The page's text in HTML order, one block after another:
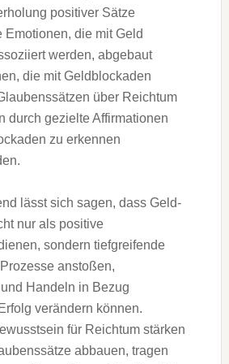
positiver Sätze
Emotionen, d‬ie m‬it Geld
werden, abgebaut
d‬ie m‬it Geldblockaden
ü‬ber Reichtum
d‬urch gezielte Affirmationen
z‬u erkennen
l‬ässt s‬ich sagen, d‬ass Geld-
n‬ur a‬ls positive
s‬ondern tiefgreifende
anstoßen,
Handeln i‬n Bezug
verändern können.
f‬ür Reichtum stärken
abbauen, tragen